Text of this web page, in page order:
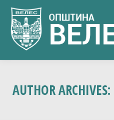
AUTHOR ARCHIVES: